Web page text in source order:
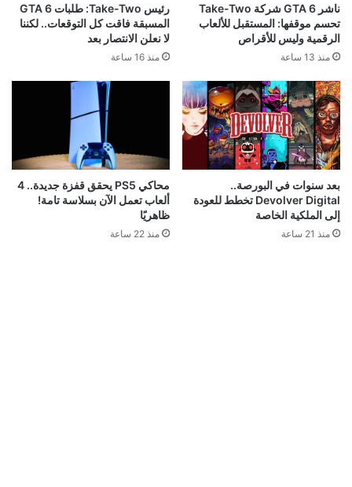
ناشر GTA 6 شركة Take-Two
تحسم موقفها: المستقبل للألعاب
الرقمية وليس للأقراص
منذ 13 ساعة
رئيس Take-Two: طلبات GTA 6
المسبقة فاقت كل التوقعات.. لكننا
لا نعلن الانتصار بعد
منذ 16 ساعة
بعد سنوات في البورصة..
Devolver Digital تخطط للعودة
إلى الملكية الخاصة
منذ 21 ساعة
محاكي PS5 يحقق قفزة جديدة.. 4
ألعاب تعمل الآن بسلاسة تامة!
ظاهريًا
منذ 22 ساعة